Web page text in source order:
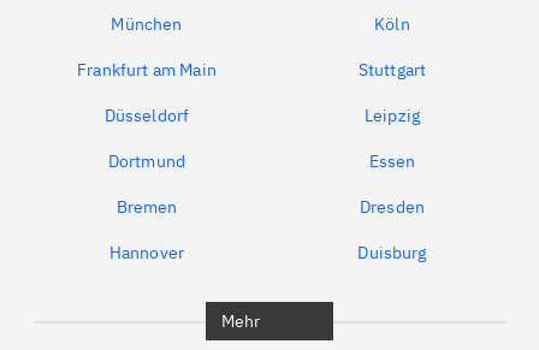
München Köln
Frankfurt am Main Stuttgart
Düsseldorf Leipzig
Dortmund Essen
Bremen Dresden
Hannover Duisburg
Mehr